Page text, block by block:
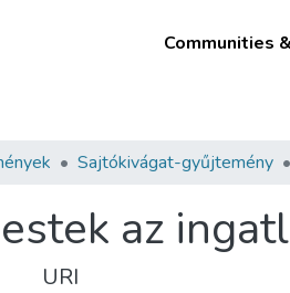
Communities
Sajtókivágat-gyűjtemény
az
URI